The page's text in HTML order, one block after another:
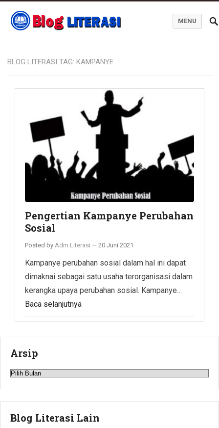
MENU
BLOG LITERASI TAG: KAMPANYE
Pengertian Kampanye Perubahan
Sosial
Posted by Adm Literasi — 20 Juni 2021
Kampanye perubahan sosial dalam hal ini dapat
dimaknai sebagai satu usaha terorganisasi dalam
kerangka upaya perubahan sosial. Kampanye…
Baca selanjutnya
Arsip
Arsip
Blog Literasi Lain